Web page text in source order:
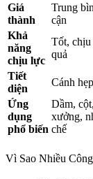
Giá
thành
Trung
cận
Khả
năng
chịu lực
Tốt, chịu
quả
Tiết
diện
Cánh
Ứng
dụng
phổ biến
Dầm,
xưởng,
chế
Vì Sao Nhiều